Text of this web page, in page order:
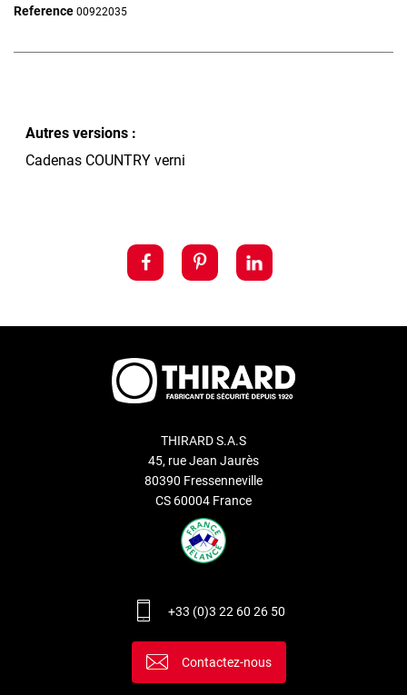
Reference 00922035
Autres versions :
Cadenas COUNTRY verni
THIRARD S.A.S
45, rue Jean Jaurès
80390 Fressenneville
CS 60004 France
+33 (0)3 22 60 26 50
Contactez-nous